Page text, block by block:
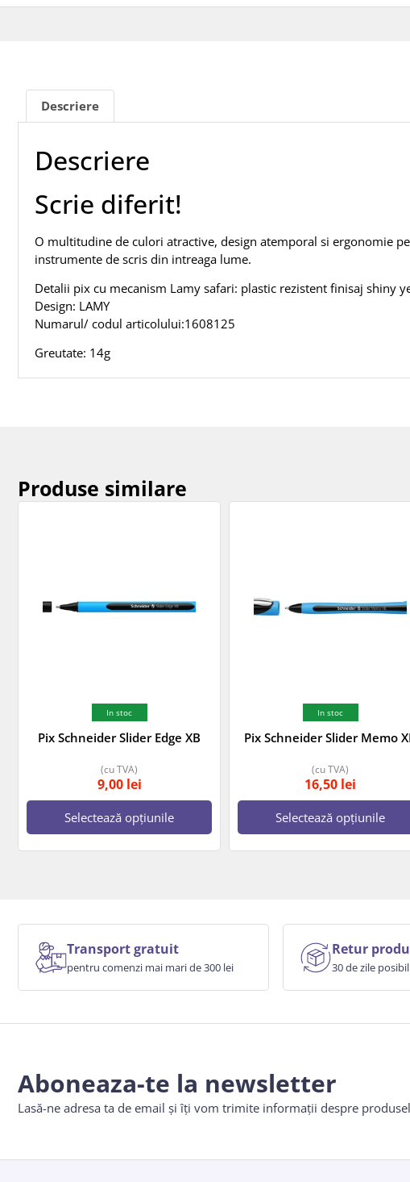
Descriere
Descriere
Scrie diferit!
O multitudine de culori atractive, design atemporal si ergonomie
instrumente de scris din intreaga lume.
Detalii pix cu mecanism Lamy safari: plastic rezistent finisaj
Design: LAMY
Numarul/ codul articolului:1608125
Greutate: 14g
Produse similare
In stoc
Pix Schneider Slider Edge XB
9,00 lei
(cu TVA)
Selectează opțiunile
In stoc
Pix Schneider Slider Memo
16,50 lei
(cu TVA)
Selectează opțiunile
Transport gratuit
pentru comenzi mai mari de 300 lei
Retur
30 de zile
Aboneaza-te la newsletter
Lasă-ne adresa ta de email și îți vom trimite informații despre